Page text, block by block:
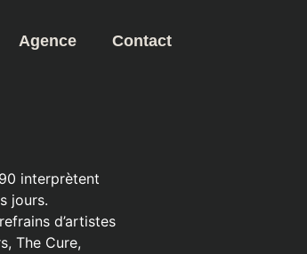
Agence Contact
interprètent
jours.
d’artistes
The Cure,